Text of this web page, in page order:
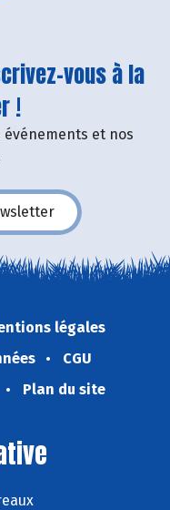
vous à la
!
et nos
légales
CGU
Plan du site